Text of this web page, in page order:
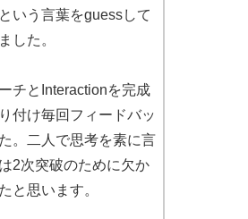
いう言葉をguessして
した。
チとInteractionを完成
付け毎回フィードバッ
。二人で思考を素に言
2次突破のために欠か
と思います。